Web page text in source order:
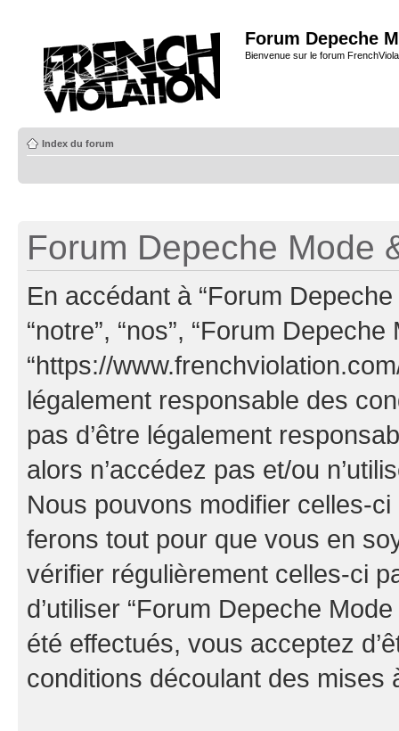
Forum Depeche
Bienvenue sur le forum
Index du forum
Forum Depeche Mode
En accédant à “Forum
“notre”, “nos”, “Forum Depeche
“https://
légalement responsable des
pas d’être légalement
alors n’accédez pas et/ou
Nous pouvons modifier celles-
ferons tout pour que vous en
vérifier régulièrement celles-ci
d’utiliser “Forum Depeche
été effectués, vous acceptez
conditions découlant des mises